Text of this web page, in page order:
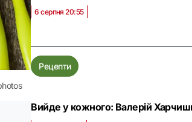
6 серпня 20:55
Рецепти
Вийде у кожного: Валерій